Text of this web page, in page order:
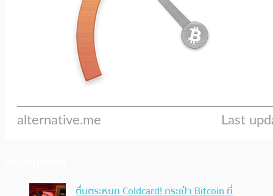
ตื่นตระหนก Coldcard! กระเป๋า Bitcoin ที่